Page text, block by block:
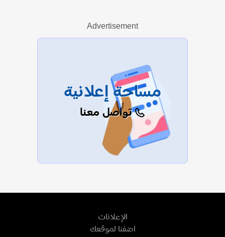
عرض الكل
Advertisement
مساحة إعلانية
تواصل معنا
الإعلانات
اضفنا لموقعك